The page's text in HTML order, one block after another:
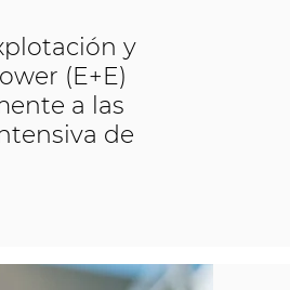
y
(E+E)
a las
de